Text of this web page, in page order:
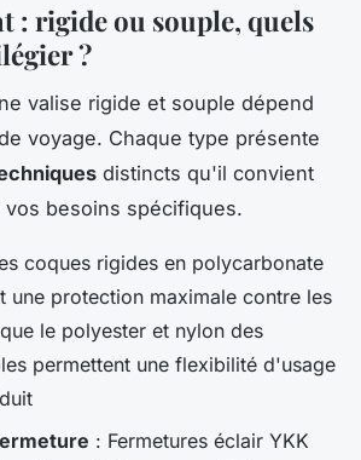
: rigide ou souple, quels
?
valise rigide et souple dépend
voyage. Chaque type présente
distincts qu'il convient
besoins spécifiques.
coques rigides en polycarbonate
une protection maximale contre les
le polyester et nylon des
permettent une flexibilité d'usage
: Fermetures éclair YKK